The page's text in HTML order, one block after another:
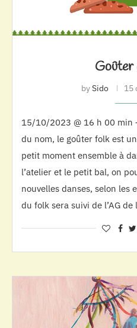
Goûter
bySido 15
15/10/2023 @ 16 h 00 min
du nom, le goûter folk est
petit moment ensemble à
l’atelier et le petit bal, on
nouvelles danses, selon les
du folk sera suivi de l’AG de